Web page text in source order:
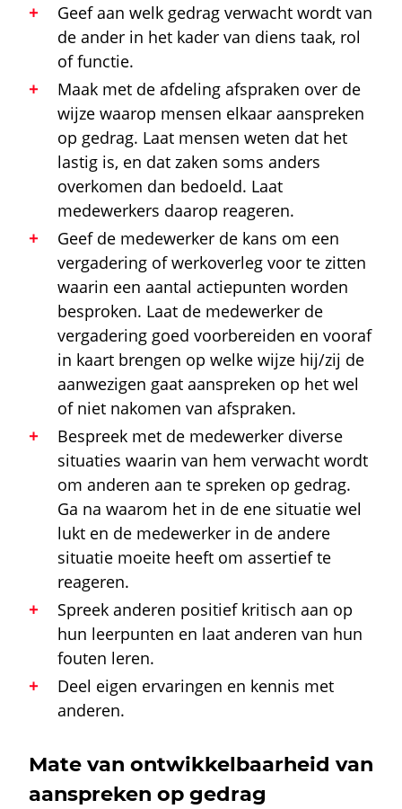
Geef aan welk gedrag verwacht wordt van
de ander in het kader van diens taak, rol
of functie.
Maak met de afdeling afspraken over de
wijze waarop mensen elkaar aanspreken
op gedrag. Laat mensen weten dat het
lastig is, en dat zaken soms anders
overkomen dan bedoeld. Laat
medewerkers daarop reageren.
Geef de medewerker de kans om een
vergadering of werkoverleg voor te zitten
waarin een aantal actiepunten worden
besproken. Laat de medewerker de
vergadering goed voorbereiden en vooraf
in kaart brengen op welke wijze hij/zij de
aanwezigen gaat aanspreken op het wel
of niet nakomen van afspraken.
Bespreek met de medewerker diverse
situaties waarin van hem verwacht wordt
om anderen aan te spreken op gedrag.
Ga na waarom het in de ene situatie wel
lukt en de medewerker in de andere
situatie moeite heeft om assertief te
reageren.
Spreek anderen positief kritisch aan op
hun leerpunten en laat anderen van hun
fouten leren.
Deel eigen ervaringen en kennis met
anderen.
Mate van ontwikkelbaarheid van
aanspreken op gedrag